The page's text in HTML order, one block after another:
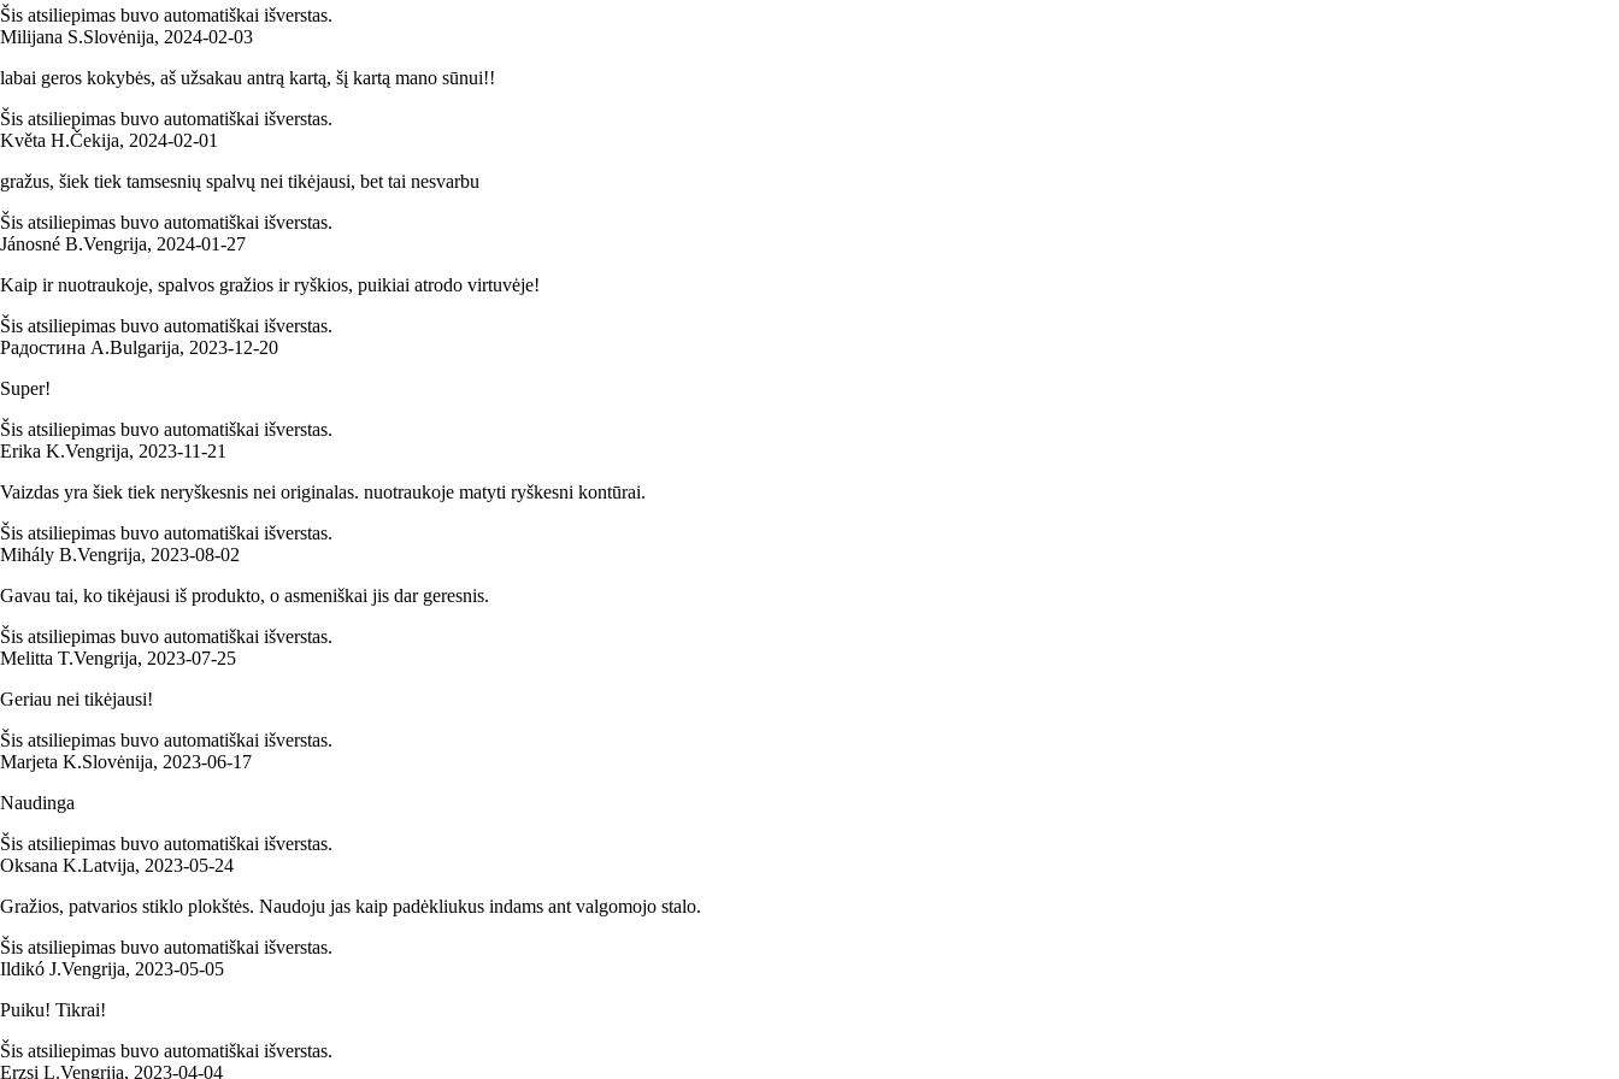
Šis atsiliepimas buvo automatiškai išverstas.
Milijana S.Slovėnija, 2024‑02‑03
labai geros kokybės, aš užsakau antrą kartą, šį kartą mano sūnui!!
Šis atsiliepimas buvo automatiškai išverstas.
Květa H.Čekija, 2024‑02‑01
gražus, šiek tiek tamsesnių spalvų nei tikėjausi, bet tai nesvarbu
Šis atsiliepimas buvo automatiškai išverstas.
Jánosné B.Vengrija, 2024‑01‑27
Kaip ir nuotraukoje, spalvos gražios ir ryškios, puikiai atrodo virtuvėje!
Šis atsiliepimas buvo automatiškai išverstas.
Радостина А.Bulgarija, 2023‑12‑20
Super!
Šis atsiliepimas buvo automatiškai išverstas.
Erika K.Vengrija, 2023‑11‑21
Vaizdas yra šiek tiek neryškesnis nei originalas. nuotraukoje matyti ryškesni kontūrai.
Šis atsiliepimas buvo automatiškai išverstas.
Mihály B.Vengrija, 2023‑08‑02
Gavau tai, ko tikėjausi iš produkto, o asmeniškai jis dar geresnis.
Šis atsiliepimas buvo automatiškai išverstas.
Melitta T.Vengrija, 2023‑07‑25
Geriau nei tikėjausi!
Šis atsiliepimas buvo automatiškai išverstas.
Marjeta K.Slovėnija, 2023‑06‑17
Naudinga
Šis atsiliepimas buvo automatiškai išverstas.
Oksana K.Latvija, 2023‑05‑24
Gražios, patvarios stiklo plokštės. Naudoju jas kaip padėkliukus indams ant valgomojo stalo.
Šis atsiliepimas buvo automatiškai išverstas.
Ildikó J.Vengrija, 2023‑05‑05
Puiku! Tikrai!
Šis atsiliepimas buvo automatiškai išverstas.
Erzsi L.Vengrija, 2023‑04‑04